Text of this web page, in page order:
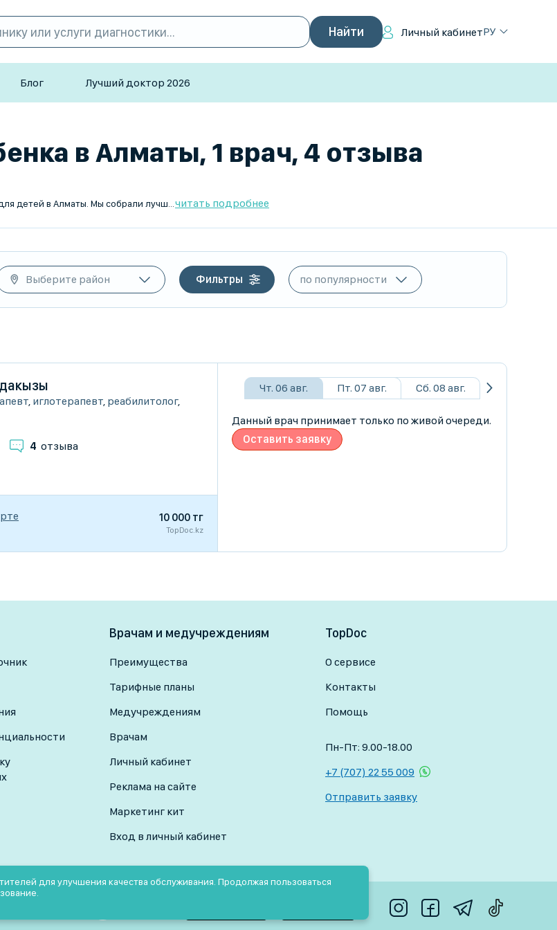
Личный кабинетРУ
Блог Лучший доктор 2026
в Алматы, 1 врач, 4 отзыва
читать подробнее
Выберите район Фильтры
, иглотерапевт, реабилитолог,
4 отзыва
10 000 тг
TopDoc.kz
Чт. 06 авг. Пт. 07 авг. Сб. 08 авг.
Данный врач принимает только по живой очереди.
Оставить заявку
Врачам и медучреждениям
Преимущества
Тарифные планы
Медучреждениям
Врачам
Личный кабинет
Реклама на сайте
Маркетинг кит
Вход в личный кабинет
TopDoc
О сервисе
Контакты
Помощь
Пн-Пт: 9.00-18.00
+7 (707) 22 55 009
Отправить заявку
для улучшения качества обслуживания. Продолжая пользоваться